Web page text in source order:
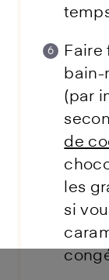
Faire
bain-
(par
de
les
si